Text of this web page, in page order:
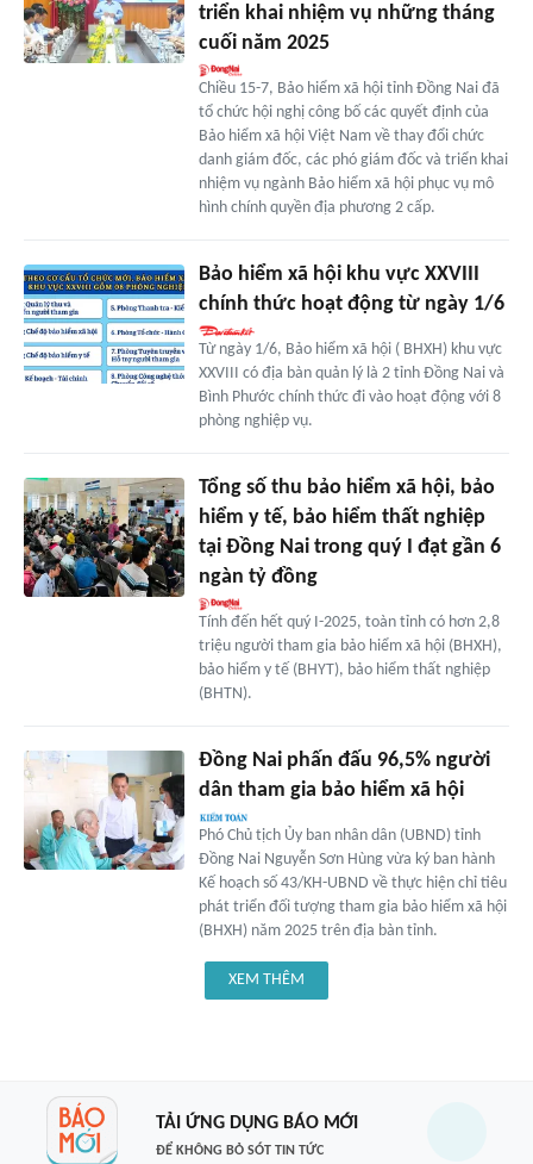
triển khai nhiệm vụ những tháng
cuối năm 2025
Chiều 15-7, Bảo hiểm xã hội tỉnh Đồng Nai đã
tổ chức hội nghị công bố các quyết định của
Bảo hiểm xã hội Việt Nam về thay đổi chức
danh giám đốc, các phó giám đốc và triển khai
nhiệm vụ ngành Bảo hiểm xã hội phục vụ mô
hình chính quyền địa phương 2 cấp.
Bảo hiểm xã hội khu vực XXVIII
chính thức hoạt động từ ngày 1/6
Từ ngày 1/6, Bảo hiểm xã hội ( BHXH) khu vực
XXVIII có địa bàn quản lý là 2 tỉnh Đồng Nai và
Bình Phước chính thức đi vào hoạt động với 8
phòng nghiệp vụ.
Tổng số thu bảo hiểm xã hội, bảo
hiểm y tế, bảo hiểm thất nghiệp
tại Đồng Nai trong quý I đạt gần 6
ngàn tỷ đồng
Tính đến hết quý I-2025, toàn tỉnh có hơn 2,8
triệu người tham gia bảo hiểm xã hội (BHXH),
bảo hiểm y tế (BHYT), bảo hiểm thất nghiệp
(BHTN).
Đồng Nai phấn đấu 96,5% người
dân tham gia bảo hiểm xã hội
Phó Chủ tịch Ủy ban nhân dân (UBND) tỉnh
Đồng Nai Nguyễn Sơn Hùng vừa ký ban hành
Kế hoạch số 43/KH-UBND về thực hiện chỉ tiêu
phát triển đối tượng tham gia bảo hiểm xã hội
(BHXH) năm 2025 trên địa bàn tỉnh.
XEM THÊM
TẢI ỨNG DỤNG BÁO MỚI
ĐỂ KHÔNG BỎ SÓT TIN TỨC